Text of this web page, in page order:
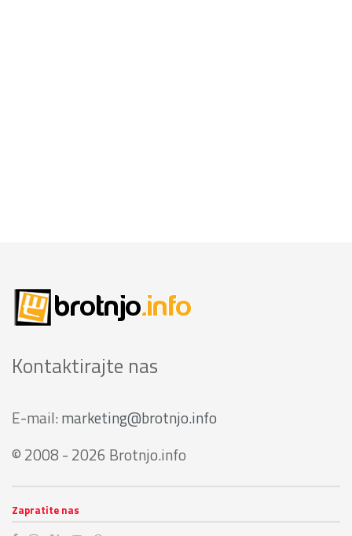
Kontaktirajte nas
E-mail: marketing@brotnjo.info
© 2008 - 2026 Brotnjo.info
Zapratite nas